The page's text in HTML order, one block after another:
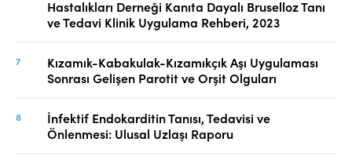
Hastalıkları Derneği Kanıta Dayalı Bruselloz Tanı
ve Tedavi Klinik Uygulama Rehberi, 2023
Kızamık-Kabakulak-Kızamıkçık Aşı Uygulaması
Sonrası Gelişen Parotit ve Orşit Olguları
İnfektif Endokarditin Tanısı, Tedavisi ve
Önlenmesi: Ulusal Uzlaşı Raporu